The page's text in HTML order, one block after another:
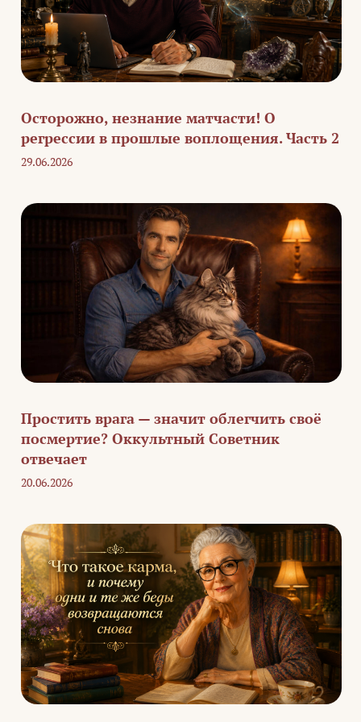
Осторожно, незнание матчасти! О
регрессии в прошлые воплощения. Часть 2
29.06.2026
Простить врага — значит облегчить своё
посмертие? Оккультный Советник
отвечает
20.06.2026